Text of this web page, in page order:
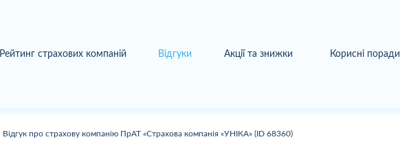
Рейтинг страхових компаній Відгуки Акції та знижки Корисні поради
Відгук про страхову компанію ПрАТ «Страхова компанія «УНІКА» (ID 68360)